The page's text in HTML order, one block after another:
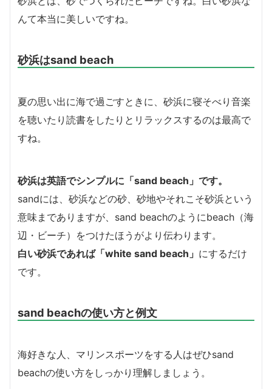
んて本当に美しいですね。
砂浜はsand beach
夏の思い出に海で過ごすときに、砂浜に寝そべり音楽
を聴いたり読書をしたりとリラックスするのは最高で
すね。
砂浜は英語でシンプルに「sand beach」です。
sandには、砂浜などの砂、砂地やそれこそ砂浜という
意味までありますが、sand beachのようにbeach（海
辺・ビーチ）をつけたほうがより伝わります。
白い砂浜であれば「white sand beach」 にするだけ
です。
sand beachの使い方と例文
海好きな人、マリンスポーツをする人はぜひsand
beachの使い方をしっかり理解しましょう。